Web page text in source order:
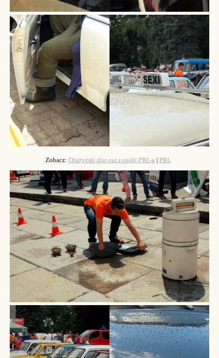
Zobacz: Olsztyński zlot aut z epoki PRL-u | PRL